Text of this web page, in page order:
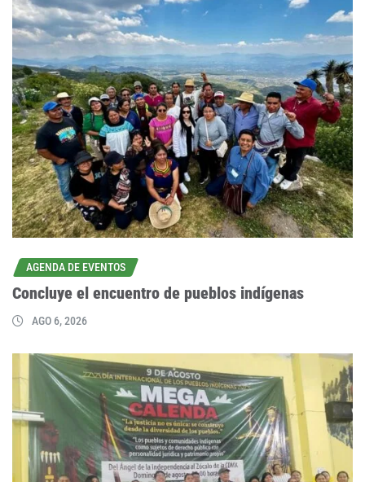
AGENDA DE EVENTOS
Concluye el encuentro de pueblos indígenas
AGO 6, 2026